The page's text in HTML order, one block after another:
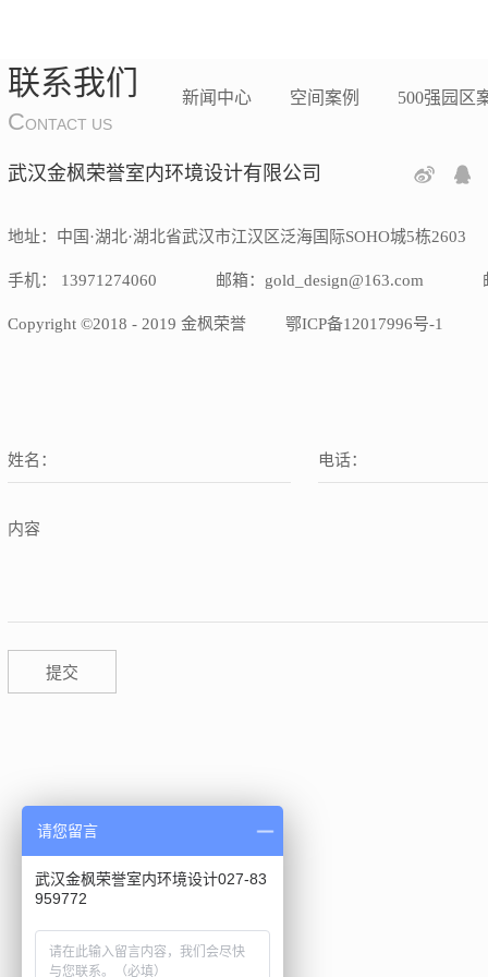
联系我们
CONTACT US
新闻中心 空间案例 500强园区
武汉金枫荣誉室内环境设计有限公司
地址：中国·湖北·湖北省武汉市江汉区泛海国际SOHO城5栋2603
手机： 13971274060 邮箱：gold_design@163.com
Copyright ©2018 - 2019 金枫荣誉 鄂ICP备12017996号-1
姓名： 电话：
内容
请您留言
武汉金枫荣誉室内环境设计027-83
959772